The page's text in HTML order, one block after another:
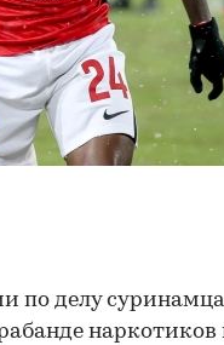
по делу
наркотиков